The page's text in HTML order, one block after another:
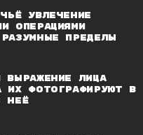
увлечение
операциями
пределы
выражение лица
их фотографируют в
неё